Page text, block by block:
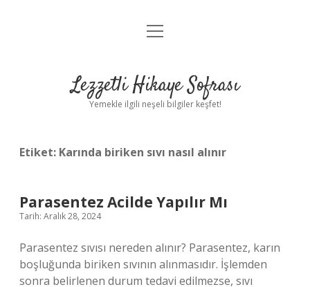
Anasayfa
Yasal Uyarı
menüyü
Lezzetli Hikaye Sofrası
Yemekle ilgili neşeli bilgiler keşfet!
Etiket: Karında biriken sıvı nasıl alınır
Parasentez Acilde Yapılır Mı
Tarih: Aralık 28, 2024
Parasentez sıvısı nereden alınır? Parasentez, karın
boşluğunda biriken sıvının alınmasıdır. İşlemden
sonra belirlenen durum tedavi edilmezse, sıvı